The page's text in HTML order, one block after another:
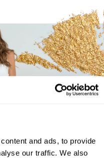
and ads, to provide
our traffic. We also